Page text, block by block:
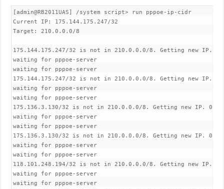
[admin@RB2011UAS] /system script> run pppoe-ip-cidr
Current IP: 175.144.175.247/32
Target: 210.0.0.0/8
175.144.175.247/32 is not in 210.0.0.0/8. Getting new IP.
waiting for pppoe-server
waiting for pppoe-server
175.144.175.247/32 is not in 210.0.0.0/8. Getting new IP.
waiting for pppoe-server
waiting for pppoe-server
175.136.3.130/32 is not in 210.0.0.0/8. Getting new IP.
waiting for pppoe-server
waiting for pppoe-server
175.136.3.130/32 is not in 210.0.0.0/8. Getting new IP.
waiting for pppoe-server
waiting for pppoe-server
118.101.248.194/32 is not in 210.0.0.0/8. Getting new IP.
waiting for pppoe-server
waiting for pppoe-server